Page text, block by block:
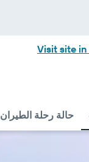
Visit site in
حالة رحلة الطيران